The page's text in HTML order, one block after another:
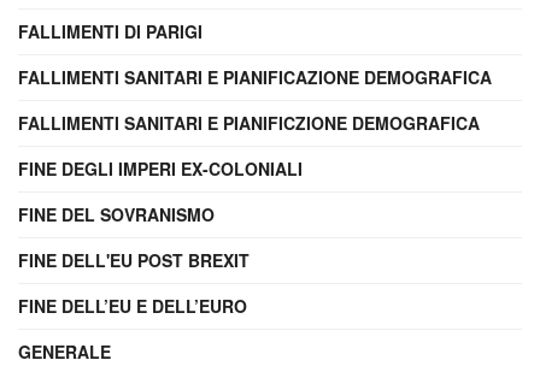
FALLIMENTI DI PARIGI
FALLIMENTI SANITARI E PIANIFICAZIONE DEMOGRAFICA
FALLIMENTI SANITARI E PIANIFICZIONE DEMOGRAFICA
FINE DEGLI IMPERI EX-COLONIALI
FINE DEL SOVRANISMO
FINE DELL'EU POST BREXIT
FINE DELL’EU E DELL’EURO
GENERALE